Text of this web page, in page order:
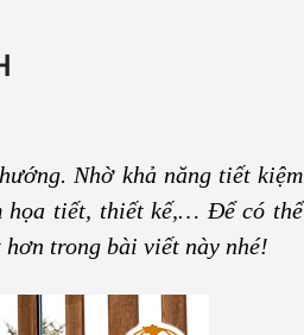
Nhờ khả năng tiết kiệm
họa tiết, thiết kế,… Để có thể
trong bài viết này nhé!